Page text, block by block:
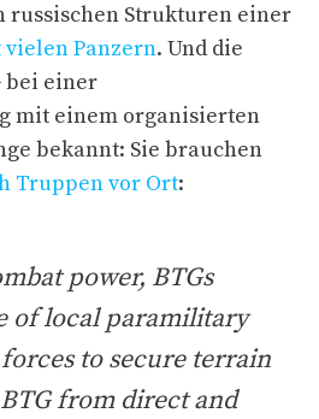
russischen Strukturen einer
Panzern. Und die
bei einer
mit einem organisierten
bekannt: Sie brauchen
Truppen vor Ort:
power, BTGs
of local paramilitary
to secure terrain
from direct and